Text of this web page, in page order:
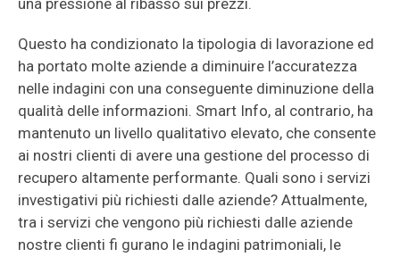
una pressione al ribasso sui prezzi.
Questo ha condizionato la tipologia di lavorazione ed
ha portato molte aziende a diminuire l’accuratezza
nelle indagini con una conseguente diminuzione della
qualità delle informazioni. Smart Info, al contrario, ha
mantenuto un livello qualitativo elevato, che consente
ai nostri clienti di avere una gestione del processo di
recupero altamente performante. Quali sono i servizi
investigativi più richiesti dalle aziende? Attualmente,
tra i servizi che vengono più richiesti dalle aziende
nostre clienti fi gurano le indagini patrimoniali, le